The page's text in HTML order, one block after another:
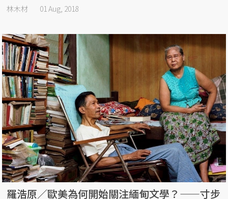
林木材 01 Aug, 2018
羅浩原／歐美為何開始關注緬甸文學？——寸步